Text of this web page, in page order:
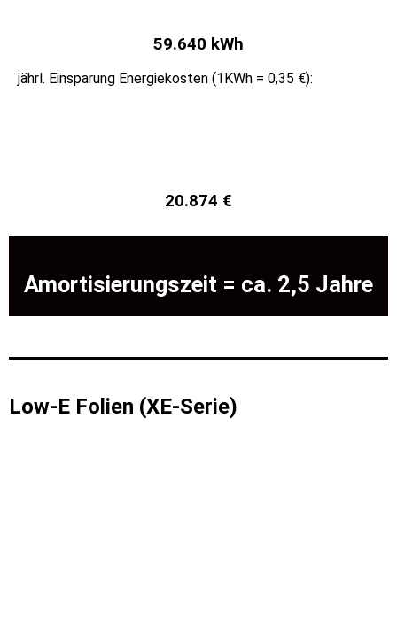
59.640 kWh
jährl. Einsparung Energiekosten (1KWh = 0,35 €)​:
20.874 €
Amortisierungszeit = ca. 2,5 Jahre
Low-E Folien (XE-Serie)